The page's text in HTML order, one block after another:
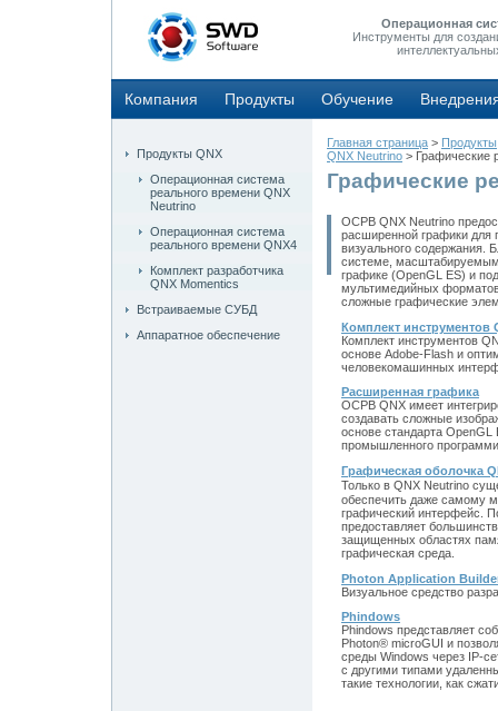
Операционная
Инструменты для
Компания Продукты Обучение
Продукты QNX
Операционная система
реального времени QNX
Neutrino
Операционная система
реального времени QNX4
Комплект разработчика
QNX Momentics
Встраиваемые СУБД
Аппаратное обеспечение
Главная страница > Продукты
QNX Neutrino > Графические
Графические
ОСРВ QNX Neutrino
расширенной графики для
визуального содержания.
системе,
графике (OpenGL ES) и
мультимедийных
сложные графические
Комплект инструментов
Комплект инструментов
основе Adobe-Flash и
человекомашинных
Расширенная графика
ОСРВ QNX имеет
создавать сложные
основе стандарта
промышленного
Графическая оболочка
Только в QNX Neutrino
обеспечить даже самому
графический интерфейс.
предоставляет
защищенных областях
графическая среда.
Photon Application
Визуальное средство
Phindows
Phindows представляет
Photon® microGUI и
среды Windows через IP-
с другими типами
такие технологии, как